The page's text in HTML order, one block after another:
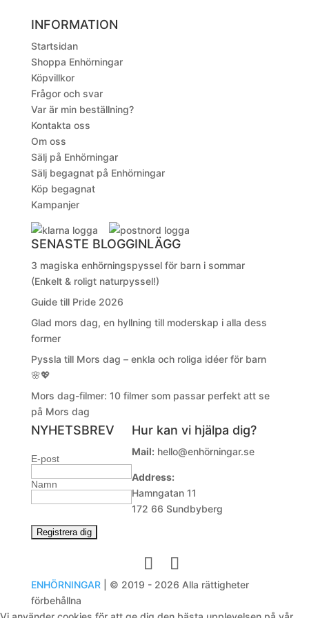
INFORMATION
Startsidan
Shoppa Enhörningar
Köpvillkor
Frågor och svar
Var är min beställning?
Kontakta oss
Om oss
Sälj på Enhörningar
Sälj begagnat på Enhörningar
Köp begagnat
Kampanjer
SENASTE BLOGGINLÄGG
3 magiska enhörningspyssel för barn i sommar
(Enkelt & roligt naturpyssel!)
Guide till Pride 2026
Glad mors dag, en hyllning till moderskap i alla dess
former
Pyssla till Mors dag – enkla och roliga idéer för barn
🌸💖
Mors dag-filmer: 10 filmer som passar perfekt att se
på Mors dag
NYHETSBREV
E-post
Namn
Hur kan vi hjälpa dig?
Mail:hello@enhörningar.se
Address:
Hamngatan 11
172 66 Sundbyberg
ENHÖRNINGAR| © 2019 - 2026 Alla rättigheter
förbehållna